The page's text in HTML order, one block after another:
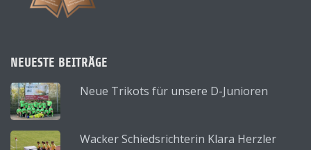
NEUESTE BEITRÄGE
Neue Trikots für unsere D-Junioren
Wacker Schiedsrichterin Klara Herzler